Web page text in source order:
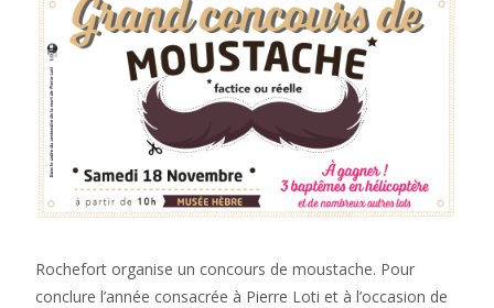
Rochefort organise un concours de moustache. Pour
conclure l’année consacrée à Pierre Loti et à l’occasion de